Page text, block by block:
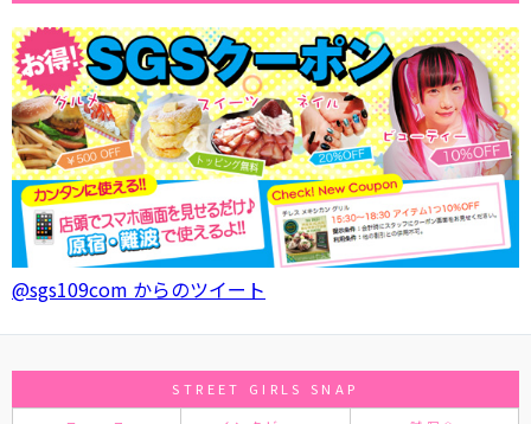
@sgs109com からのツイート
STREET GIRLS SNAP